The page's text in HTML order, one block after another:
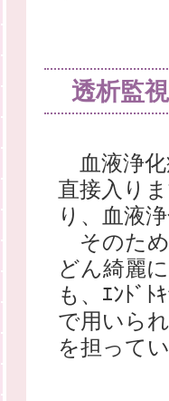
透析監
血液浄化
直接入り
り、血液
そのため
どん綺麗
も、ｴﾝﾄﾞﾄ
で用いら
を担って